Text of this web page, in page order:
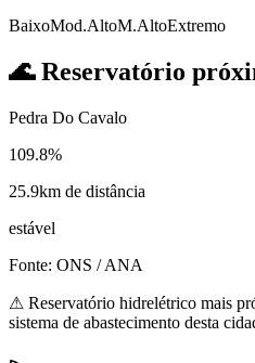
BaixoMod.AltoM.AltoExtremo
🌊Reservatório
Pedra Do Cavalo
109.8%
25.9km de distância
estável
Fonte: ONS / ANA
⚠ Reservatório hidrelétrico mais
sistema de abastecimento desta